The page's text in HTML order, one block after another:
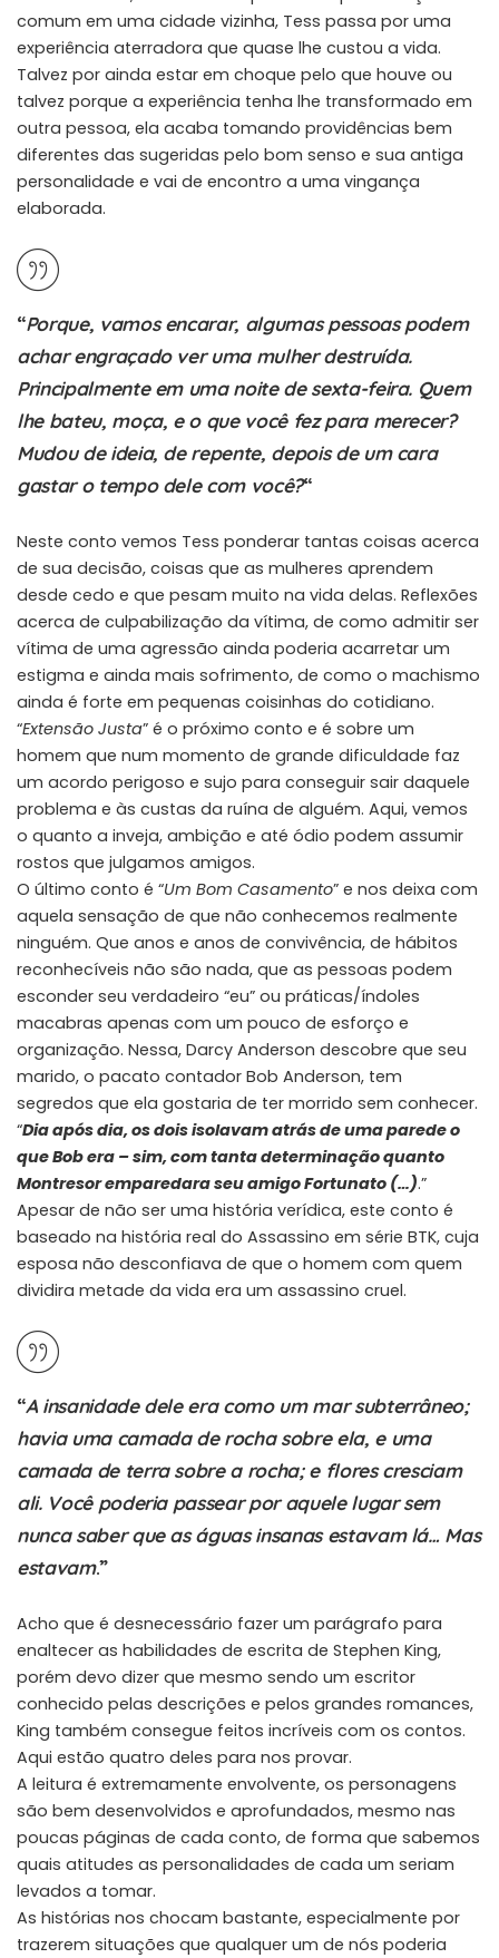
comum em uma cidade vizinha, Tess passa por uma
experiência aterradora que quase lhe custou a vida.
Talvez por ainda estar em choque pelo que houve ou
talvez porque a experiência tenha lhe transformado em
outra pessoa, ela acaba tomando providências bem
diferentes das sugeridas pelo bom senso e sua antiga
personalidade e vai de encontro a uma vingança
elaborada.
“Porque, vamos encarar, algumas pessoas podem
achar engraçado ver uma mulher destruída.
Principalmente em uma noite de sexta-feira. Quem
lhe bateu, moça, e o que você fez para merecer?
Mudou de ideia, de repente, depois de um cara
gastar o tempo dele com você?“
Neste conto vemos Tess ponderar tantas coisas acerca
de sua decisão, coisas que as mulheres aprendem
desde cedo e que pesam muito na vida delas. Reflexões
acerca de culpabilização da vítima, de como admitir ser
vítima de uma agressão ainda poderia acarretar um
estigma e ainda mais sofrimento, de como o machismo
ainda é forte em pequenas coisinhas do cotidiano.
“Extensão Justa” é o próximo conto e é sobre um
homem que num momento de grande dificuldade faz
um acordo perigoso e sujo para conseguir sair daquele
problema e às custas da ruína de alguém. Aqui, vemos
o quanto a inveja, ambição e até ódio podem assumir
rostos que julgamos amigos.
O último conto é “Um Bom Casamento” e nos deixa com
aquela sensação de que não conhecemos realmente
ninguém. Que anos e anos de convivência, de hábitos
reconhecíveis não são nada, que as pessoas podem
esconder seu verdadeiro “eu” ou práticas/índoles
macabras apenas com um pouco de esforço e
organização. Nessa, Darcy Anderson descobre que seu
marido, o pacato contador Bob Anderson, tem
segredos que ela gostaria de ter morrido sem conhecer.
“Dia após dia, os dois isolavam atrás de uma parede o
que Bob era – sim, com tanta determinação quanto
Montresor emparedara seu amigo Fortunato​ (…).”
Apesar de não ser uma história verídica, este conto é
baseado na história real do Assassino em série BTK, cuja
esposa não desconfiava de que o homem com quem
dividira metade da vida era um assassino cruel.
“A insanidade dele era como um mar subterrâneo;
havia uma camada de rocha sobre ela, e uma
camada de terra sobre a rocha; e flores cresciam
ali. Você poderia passear por aquele lugar sem
nunca saber que as águas insanas estavam lá… Mas
estavam.”
Acho que é desnecessário fazer um parágrafo para
enaltecer as habilidades de escrita de Stephen King,
porém devo dizer que mesmo sendo um escritor
conhecido pelas descrições e pelos grandes romances,
King também consegue feitos incríveis com os contos.
Aqui estão quatro deles para nos provar.
A leitura é extremamente envolvente, os personagens
são bem desenvolvidos e aprofundados, mesmo nas
poucas páginas de cada conto, de forma que sabemos
quais atitudes as personalidades de cada um seriam
levados a tomar.
As histórias nos chocam bastante, especialmente por
trazerem situações que qualquer um de nós poderia